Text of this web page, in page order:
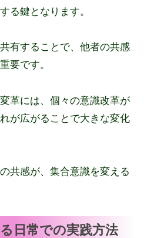
る鍵となります。
有することで、他者の共感
要です。
革には、個々の意識改革が
が広がることで大きな変化
共感が、集合意識を変える
日常での実践方法